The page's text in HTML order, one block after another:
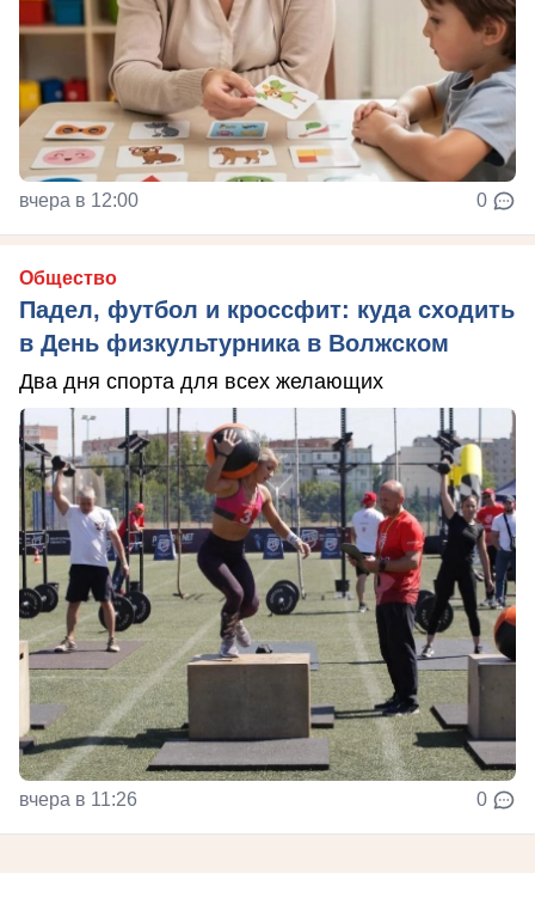
вчера в 12:00 0
Общество
Падел, футбол и кроссфит: куда сходить
в День физкультурника в Волжском
Два дня спорта для всех желающих
вчера в 11:26 0